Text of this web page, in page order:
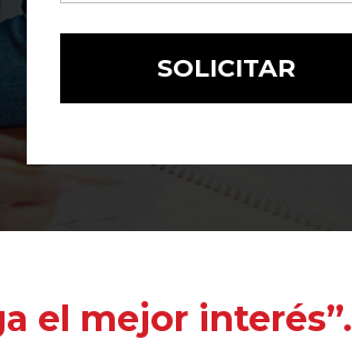
el mejor interés”.